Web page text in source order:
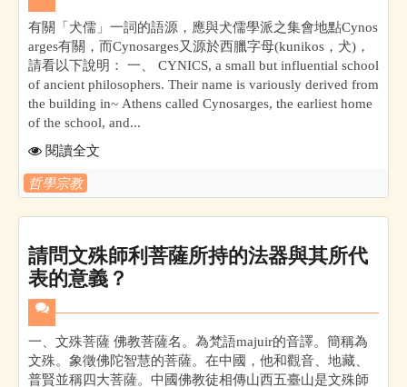
有關「犬儒」一詞的語源，應與犬儒學派之集會地點Cynos
arges有關，而Cynosarges又源於西臘字母(kunikos，犬)，
請看以下說明： 一、 CYNICS, a small but influential school
of ancient philosophers. Their name is variously derived from
the building in~ Athens called Cynosarges, the earliest home
of the school, and...
閱讀全文
哲學宗教
請問文殊師利菩薩所持的法器與其所代
表的意義？
一、文殊菩薩 佛教菩薩名。為梵語majuir的音譯。簡稱為
文殊。象徵佛陀智慧的菩薩。在中國，他和觀音、地藏、
普賢並稱四大菩薩。中國佛教徒相傳山西五臺山是文殊師